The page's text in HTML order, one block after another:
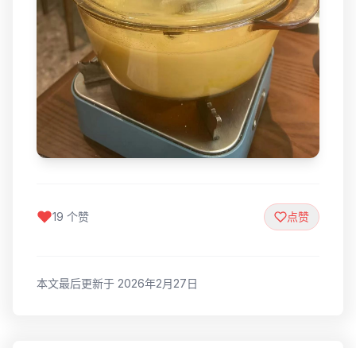
19 个赞 点赞
本文最后更新于 2026年2月27日